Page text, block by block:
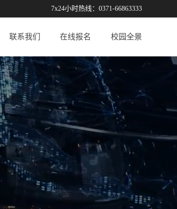
7x24小时热线：0371-66863333
联系我们 在线报名 校园全景